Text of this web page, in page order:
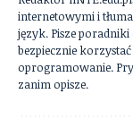
internetowymi i
język. Pisze
bezpiecznie
oprogramowanie.
zanim opisze.